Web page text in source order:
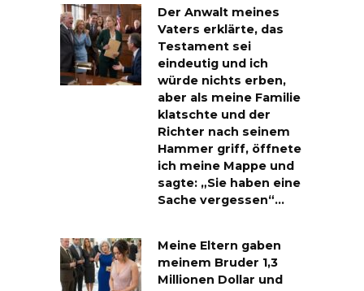
Der Anwalt meines
Vaters erklärte, das
Testament sei
eindeutig und ich
würde nichts erben,
aber als meine Familie
klatschte und der
Richter nach seinem
Hammer griff, öffnete
ich meine Mappe und
sagte: „Sie haben eine
Sache vergessen“…
Meine Eltern gaben
meinem Bruder 1,3
Millionen Dollar und